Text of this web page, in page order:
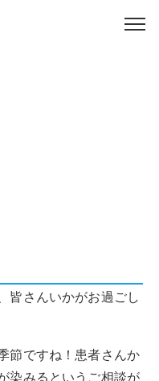
皆さんいかがお過ごし
節ですね！患者さんか
染みるというご相談が